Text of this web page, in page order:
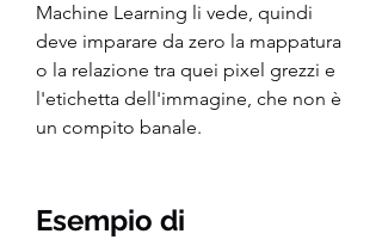
Machine Learning li vede, quindi
deve imparare da zero la mappatura
o la relazione tra quei pixel grezzi e
l'etichetta dell'immagine, che non è
un compito banale.
Esempio di